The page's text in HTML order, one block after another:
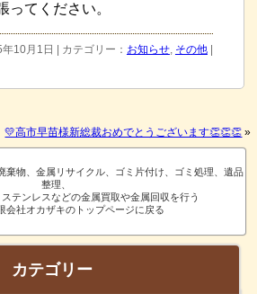
ってください。
10月1日 | カテゴリー： お知らせ, その他|
💛高市早苗様新総裁おめでとうございます👏👏👏 »
棄物、金属リサイクル、ゴミ片付け、ゴミ処理、遺品
整理、
テンレスなどの金属買取や金属回収を行う
会社オカザキのトップページに戻る
カテゴリー